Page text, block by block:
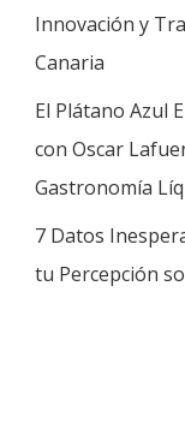
Innovación y
Canaria
El Plátano Azul
con Oscar
Gastronomía
7 Datos
tu Percepción